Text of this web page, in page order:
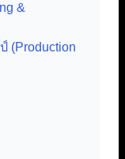
&
(Production